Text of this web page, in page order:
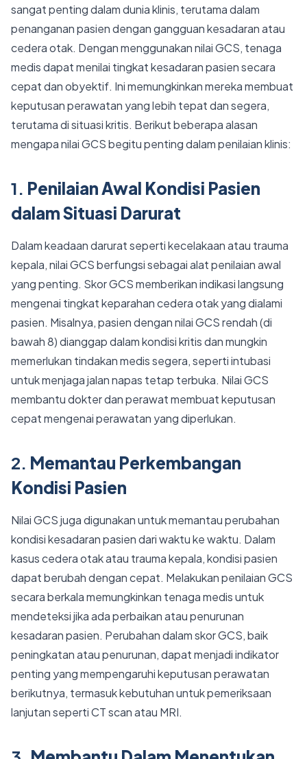
sangat penting dalam dunia klinis, terutama dalam
penanganan pasien dengan gangguan kesadaran atau
cedera otak. Dengan menggunakan nilai GCS, tenaga
medis dapat menilai tingkat kesadaran pasien secara
cepat dan obyektif. Ini memungkinkan mereka membuat
keputusan perawatan yang lebih tepat dan segera,
terutama di situasi kritis. Berikut beberapa alasan
mengapa nilai GCS begitu penting dalam penilaian klinis:
1. Penilaian Awal Kondisi Pasien
dalam Situasi Darurat
Dalam keadaan darurat seperti kecelakaan atau trauma
kepala, nilai GCS berfungsi sebagai alat penilaian awal
yang penting. Skor GCS memberikan indikasi langsung
mengenai tingkat keparahan cedera otak yang dialami
pasien. Misalnya, pasien dengan nilai GCS rendah (di
bawah 8) dianggap dalam kondisi kritis dan mungkin
memerlukan tindakan medis segera, seperti intubasi
untuk menjaga jalan napas tetap terbuka. Nilai GCS
membantu dokter dan perawat membuat keputusan
cepat mengenai perawatan yang diperlukan.
2. Memantau Perkembangan
Kondisi Pasien
Nilai GCS juga digunakan untuk memantau perubahan
kondisi kesadaran pasien dari waktu ke waktu. Dalam
kasus cedera otak atau trauma kepala, kondisi pasien
dapat berubah dengan cepat. Melakukan penilaian GCS
secara berkala memungkinkan tenaga medis untuk
mendeteksi jika ada perbaikan atau penurunan
kesadaran pasien. Perubahan dalam skor GCS, baik
peningkatan atau penurunan, dapat menjadi indikator
penting yang mempengaruhi keputusan perawatan
berikutnya, termasuk kebutuhan untuk pemeriksaan
lanjutan seperti CT scan atau MRI.